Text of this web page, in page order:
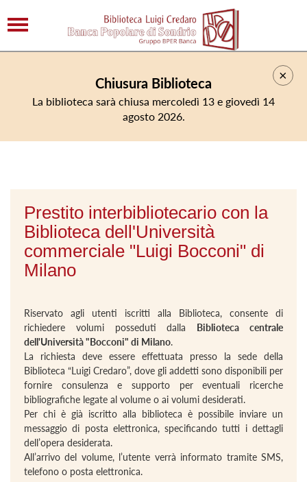
×
Chiusura Biblioteca
La biblioteca sarà chiusa mercoledì 13 e giovedì 14
agosto 2026.
Prestito interbibliotecario con la
Biblioteca dell'Università
commerciale "Luigi Bocconi" di
Milano
Riservato agli utenti iscritti alla Biblioteca, consente di
richiedere volumi posseduti dalla Biblioteca centrale
dell'Università "Bocconi" di Milano.
La richiesta deve essere effettuata presso la sede della
Biblioteca “Luigi Credaro”, dove gli addetti sono disponibili per
fornire consulenza e supporto per eventuali ricerche
bibliografiche legate al volume o ai volumi desiderati.
Per chi è già iscritto alla biblioteca è possibile inviare un
messaggio di posta elettronica, specificando tutti i dettagli
dell’opera desiderata.
All’arrivo del volume, l’utente verrà informato tramite SMS,
telefono o posta elettronica.